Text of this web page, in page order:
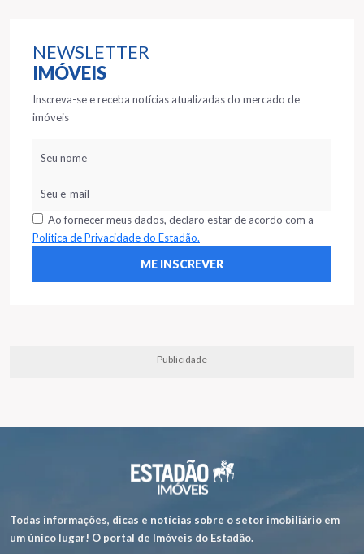
NEWSLETTER
IMÓVEIS
Inscreva-se e receba notícias atualizadas do mercado de
imóveis
Ao fornecer meus dados, declaro estar de acordo com a
Política de Privacidade do Estadão.
Publicidade
Todas informações, dicas e notícias sobre o setor imobiliário em
um único lugar! O portal de Imóveis do Estadão.